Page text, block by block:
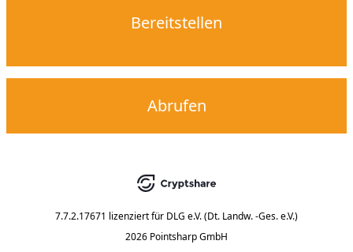
Bereitstellen
Abrufen
7.7.2.17671 lizenziert für DLG e.V. (Dt. Landw. -Ges. e.V.)
2026 Pointsharp GmbH